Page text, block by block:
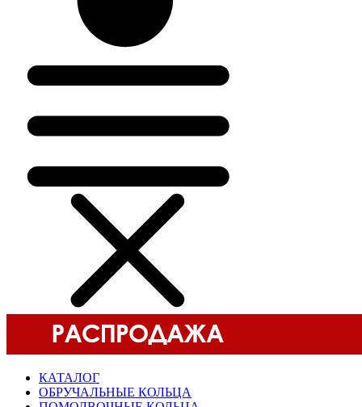
КАТАЛОГ
ОБРУЧАЛЬНЫЕ КОЛЬЦА